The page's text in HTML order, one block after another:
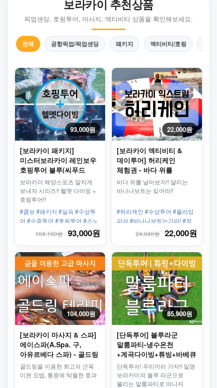
보라카이 추천상품
픽업샌딩, 호핑투어, 마사지, 액티비티 상품을 확인해보세요.
전체 공항픽업/픽업샌딩 패키지 액티비티/호핑
93,000원
[보라카이 패키지]
미스터보라카이 레인보우
호핑투어 블루(씨푸드
중식) + 헬멧다이빙
보라카이 해양스포츠 알차게
보내자 시리즈!! 헬멧 다이빙 +
호핑투어!!
#콤보 #패키지 #실속 #수상투
어 #수중투어 #호핑투어 #스노
클링 #크리스탈코브 #헬멧다이
빙 #씨워크 #왕복픽업샌딩 #사
진촬영 #동영상촬영 #CD제공
104,160원 93,000원
22,000원
[보라카이 액티비티 &
데이투어] 허리케인
체험권 - 바다 위를
날아보자!
바다 위를 날아보자!! 달리는
바나나보트는 잊어라!!
#허리케인 #수상투어 #플라잉
피쉬 #바나나보트는가라! #점
프 #스피드보트 #왕복픽업샌딩
#가족 #그룹 #남자끼리
24,640원 22,000원
104,000원
[보라카이 마사지 & 스파]
에이스파(A.Spa. 구,
아유르베다 스파) - 골드링
테라피 마사지
골드링을 이용한 최고의 근육
이완 요법, 통증에 탁월한 효과
85,900원
[단독투어] 블루라군
말룸파티-냉수온천
+계곡다이빙+튜빙+바베큐
점심제공
단독투어! 우리끼리 가자!! 일명
보라카이의 블루 라군으로
불리는 말룸파티로 떠나자